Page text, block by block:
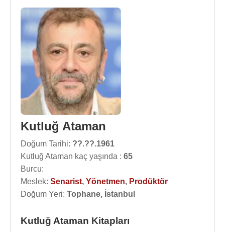
Kutluğ Ataman
Doğum Tarihi: ??.??.1961
Kutluğ Ataman kaç yaşında : 65
Burcu:
Meslek: Senarist, Yönetmen, Prodüktör
Doğum Yeri: Tophane, İstanbul
Kutluğ Ataman Kitapları